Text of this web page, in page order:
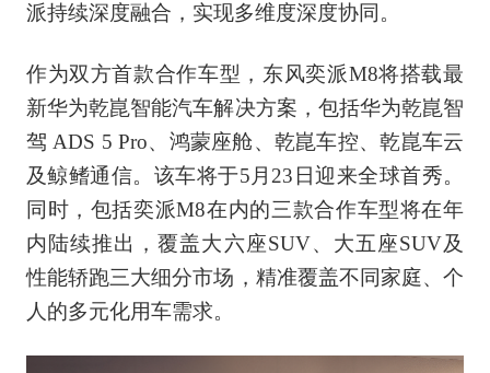
派持续深度融合，实现多维度深度协同。
作为双方首款合作车型，东风奕派M8将搭载最
新华为乾崑智能汽车解决方案，包括华为乾崑智
驾 ADS 5 Pro、鸿蒙座舱、乾崑车控、乾崑车云
及鲸鳍通信。该车将于5月23日迎来全球首秀。
同时，包括奕派M8在内的三款合作车型将在年
内陆续推出，覆盖大六座SUV、大五座SUV及
性能轿跑三大细分市场，精准覆盖不同家庭、个
人的多元化用车需求。